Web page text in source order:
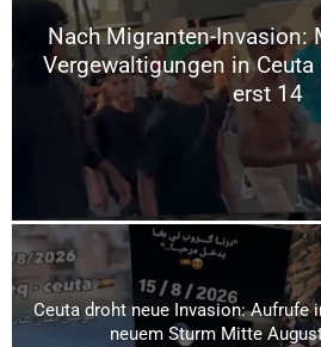
Nach Migranten-Invasion:
Vergewaltigungen in
erst 14
Ceuta droht neue Invasion: Aufrufe
neuem Sturm Mitte